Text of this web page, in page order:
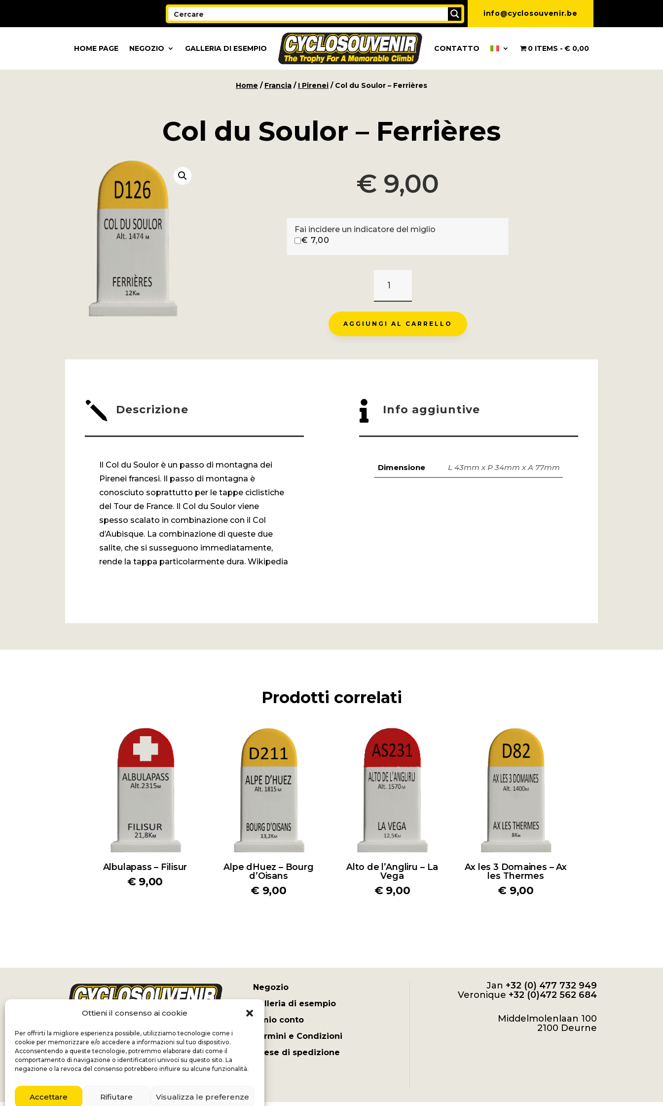
Ottieni il consenso ai cookie
Per offrirti la migliore esperienza possibile, utilizziamo tecnologie come i
cookie per memorizzare e/o accedere a informazioni sul tuo dispositivo.
Acconsentendo a queste tecnologie, potremmo elaborare dati come il
comportamento di navigazione o identificatori univoci su questo sito. La
negazione o la revoca del consenso potrebbero influire su alcune funzionalità.
Accettare Rifiutare Visualizza le preferenze
info@cyclosouvenir.be
HOME PAGE NEGOZIO GALLERIA DI ESEMPIO CONTATTO 0 ITEMS € 0,00
Home / Francia / I Pirenei / Col du Soulor – Ferrières
Col du Soulor – Ferrières
€ 9,00
Fai incidere un indicatore del miglio
€ 7,00
SOULOR
AGGIUNGI AL CARRELLO
j Descrizione
Il Col du Soulor è un passo di montagna dei
Pirenei francesi. Il passo di montagna è
conosciuto soprattutto per le tappe ciclistiche
del Tour de France. Il Col du Soulor viene
spesso scalato in combinazione con il Col
d’Aubisque. La combinazione di queste due
salite, che si susseguono immediatamente,
rende la tappa particolarmente dura. Wikipedia
 Info aggiuntive
Dimensione L 43mm x P 34mm x A 77mm
Prodotti correlati
Albulapass – Filisur
€9,00
Alpe dHuez – Bourg
d’Oisans
€ 9,00
Alto de l’Angliru – La
Vega
€9,00
Ax les 3 Domaines – Ax
les Thermes
€ 9,00
Negozio
Galleria di esempio
Il mio conto
Termini e Condizioni
Spese di spedizione
Jan +32 (0) 477 732 949
Veronique +32 (0)472 562 684
Middelmolenlaan 100
2100 Deurne